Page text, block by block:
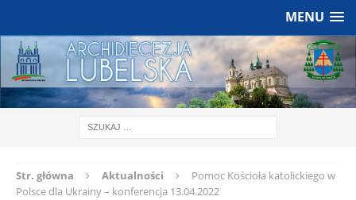
MENU
Str. główna Aktualności
Pomoc Kościoła katolickiego w
Polsce dla Ukrainy – konferencja 13.04.2022